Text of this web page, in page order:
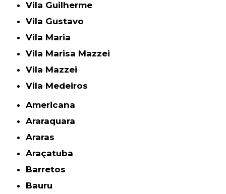
Vila Guilherme
Vila Gustavo
Vila Maria
Vila Marisa Mazzei
Vila Mazzei
Vila Medeiros
Americana
Araraquara
Araras
Araçatuba
Barretos
Bauru